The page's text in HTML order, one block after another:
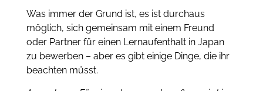
Was immer der Grund ist, es ist durchaus
möglich, sich gemeinsam mit einem Freund
oder Partner für einen Lernaufenthalt in Japan
zu bewerben – aber es gibt einige Dinge, die ihr
beachten müsst.